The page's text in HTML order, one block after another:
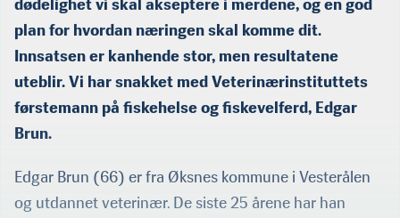
dødelighet vi skal akseptere i merdene, og en god
plan for hvordan næringen skal komme dit.
Innsatsen er kanhende stor, men resultatene
uteblir. Vi har snakket med Veterinærinstituttets
førstemann på fiskehelse og fiskevelferd, Edgar
Brun.
Edgar Brun (66) er fra Øksnes kommune i Vesterålen
og utdannet veterinær. De siste 25 årene har han